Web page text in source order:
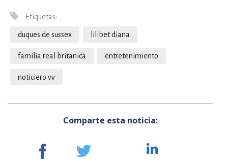
Etiquetas:
duques de sussex lilibet diana
familia real britanica entretenimiento
noticiero vv
Comparte esta noticia: